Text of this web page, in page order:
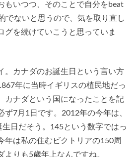
もいつつ、そのことで自分をbeat
でないと思うので、気を取り直し
グを続けていこうと思っていま
。カナダのお誕生日という言い方
年に当時イギリスの植民地だっ
カナダという国になったことを記
ず7月1日です。2012年の今年は、
日だそう。145という数字ではっ
年は私の住むビクトリアの150周
よりも5歳年上なんですね。